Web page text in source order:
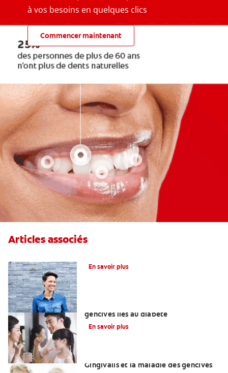
à vos besoins en quelques clics
Commencer maintenant
Articles associés
En savoir plus
gencives liés au diabète
En savoir plus
Gingivalis et la maladie des gencives